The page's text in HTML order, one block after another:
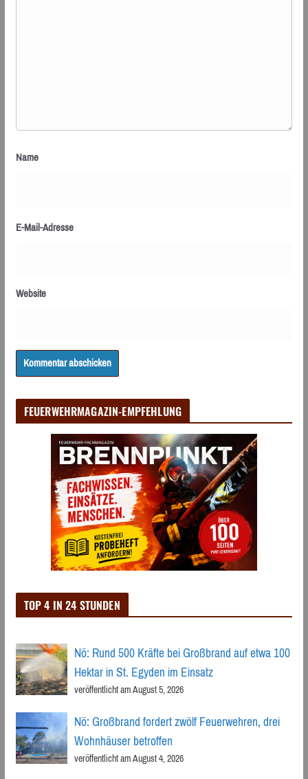
Name
E-Mail-Adresse
Website
FEUERWEHRMAGAZIN-EMPFEHLUNG
TOP 4 IN 24 STUNDEN
Nö: Rund 500 Kräfte bei Großbrand auf etwa 100
Hektar in St. Egyden im Einsatz
veröffentlicht am August 5, 2026
Nö: Großbrand fordert zwölf Feuerwehren, drei
Wohnhäuser betroffen
veröffentlicht am August 4, 2026